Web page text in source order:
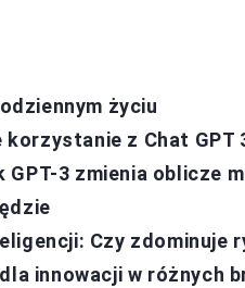
życiu
z Chat GPT
3 zmienia oblicze
Czy zdominuje
innowacji w różnych